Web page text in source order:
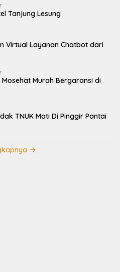
Tanjung Lesung
Virtual Layanan Chatbot dari
Murah Bergaransi di
TNUK Mati Di Pinggir Pantai